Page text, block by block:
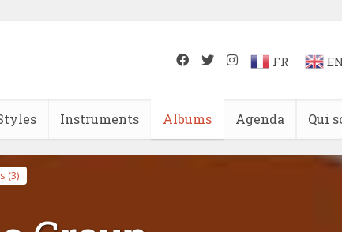
FR
Instruments Albums Agenda Qui
(3)